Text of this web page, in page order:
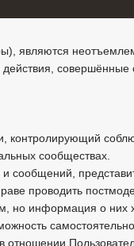
являются
действия,
контролирующий
сообществах.
сообщений,
проводить
информация о них